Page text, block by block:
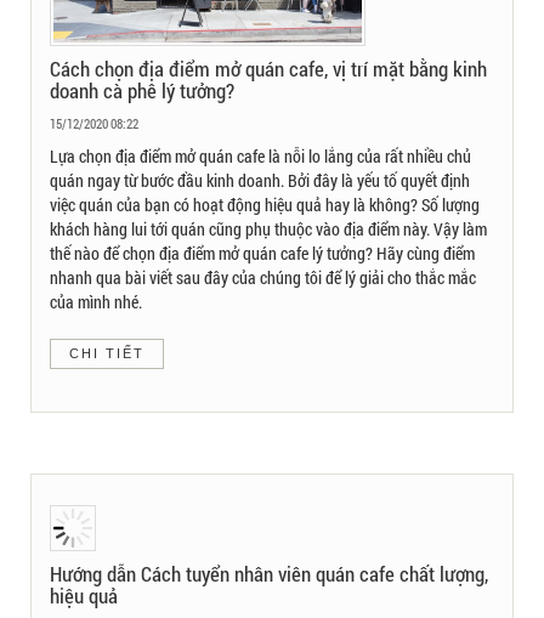
Cách chọn địa điểm mở quán cafe, vị trí mặt bằng kinh
doanh cà phê lý tưởng?
15/12/2020 08:22
Lựa chọn địa điểm mở quán cafe là nỗi lo lắng của rất nhiều chủ
quán ngay từ bước đầu kinh doanh. Bởi đây là yếu tố quyết định
việc quán của bạn có hoạt động hiệu quả hay là không? Số lượng
khách hàng lui tới quán cũng phụ thuộc vào địa điểm này. Vậy làm
thế nào để chọn địa điểm mở quán cafe lý tưởng? Hãy cùng điểm
nhanh qua bài viết sau đây của chúng tôi để lý giải cho thắc mắc
của mình nhé.
CHI TIẾT
Hướng dẫn Cách tuyển nhân viên quán cafe chất lượng,
hiệu quả